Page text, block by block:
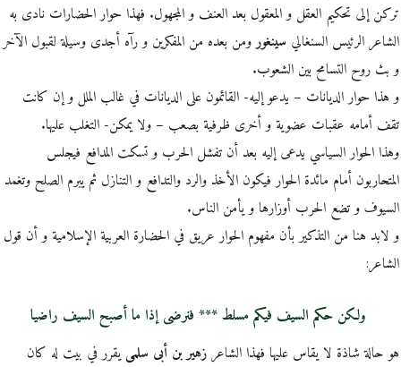
تركن إلى تحكيم العقل و المعقول بعد العنف و المجهول. فهذا حوار الحضارات نادى به
الشاعر الرئيس السنغالي سينغورومن بعده من المفكرين و رآه أجدى وسيلة لقبول الآخر
و بث روح التسامح بين الشعوب.
و هذا حوار الديانات – يدعو إليه- القائمون على الديانات في غالب الملل و إن كانت
تقف أمامه عقبات عضوية و أخرى ظرفية بصعب – ولا يمكن- التغلب عليها.
وهذا الحوار السياسي يدعى إليه بعد أن تفشل الحرب و تسكت المدافع فيجلس
المتحاربون أمام مائدة الحوار فيكون الأخذ والرد والتدافع و التنازل ثم يبرم الصلح وتغمد
السيوف و تضع الحرب أوزارها و يأمن الناس.
و لابد هنا من التذكير بأن مفهوم الحوار عريق في الحضارة العربية الإسلامية و أن قول
الشاعر:
ولكن حكم السيف فيكم مسلط *** فنرضى إذا ما أصبح السيف راضيا
هو حالة شاذة لا يقاس عليها فهذا الشاعرزهير بن أبى سلمىيقرر في بيت له كان